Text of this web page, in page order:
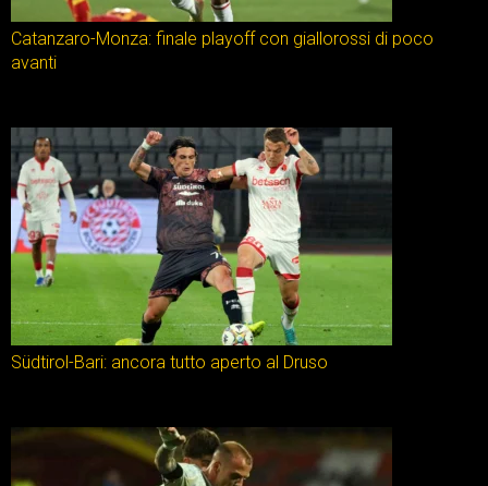
Catanzaro-Monza: finale playoff con giallorossi di poco
avanti
Südtirol-Bari: ancora tutto aperto al Druso